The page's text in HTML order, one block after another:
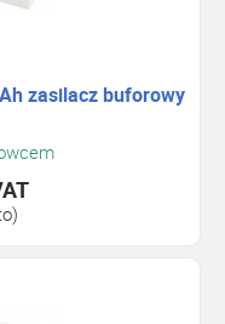
zasilacz buforowy